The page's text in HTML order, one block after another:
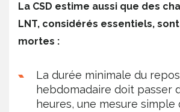
La CSD estime aussi que des
LNT, considérés essentiels,
mortes :
La durée minimale du repos
hebdomadaire doit passer
heures, une mesure simple